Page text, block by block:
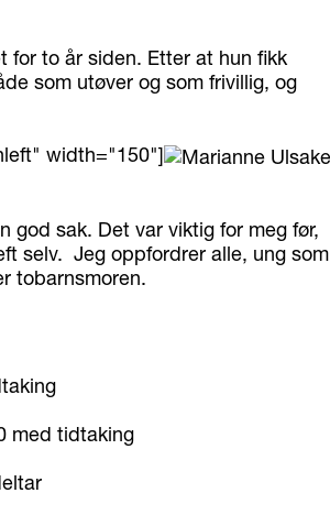
for to år siden. Etter at hun fikk
som utøver og som frivillig, og
width="150"]
god sak. Det var viktig for meg før,
selv. Jeg oppfordrer alle, ung som
tobarnsmoren.
med tidtaking